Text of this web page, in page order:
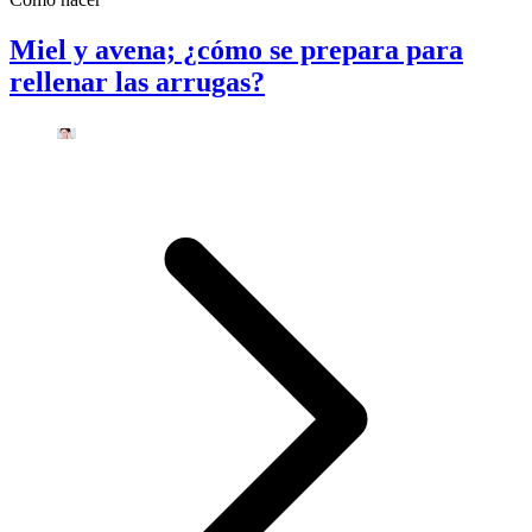
Miel y avena; ¿cómo se prepara para
rellenar las arrugas?